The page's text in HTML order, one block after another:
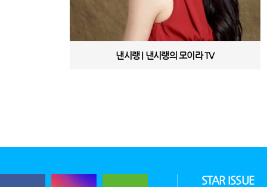
낸시랭 | 낸시랭의 모이라 TV
STAR ISSUE